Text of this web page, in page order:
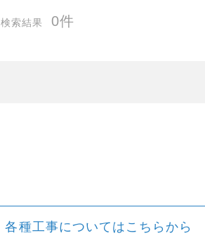
検索結果 0件
各種工事についてはこちらから